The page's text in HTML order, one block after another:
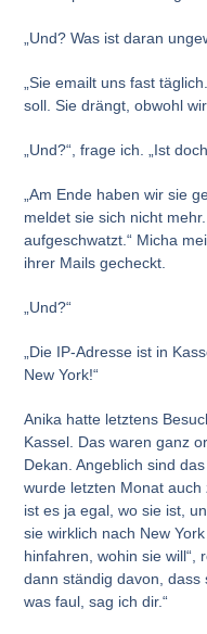
„Und? Was ist daran
„Sie emailt uns fast
soll. Sie drängt, obwohl
„Und?“, frage ich. „Ist
„Am Ende haben wir sie
meldet sie sich nicht
aufgeschwatzt.“ Micha
ihrer Mails gecheckt.
„Und?“
„Die IP-Adresse ist in
New York!“
Anika hatte letztens
Kassel. Das waren ganz
Dekan. Angeblich sind
wurde letzten Monat auch
ist es ja egal, wo sie ist,
sie wirklich nach New
hinfahren, wohin sie will“,
dann ständig davon, dass
was faul, sag ich dir.“